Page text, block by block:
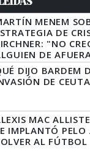
MENEM
DE
"NO
DE
A LA
QUE HACER"
DIJO BARDEM
DE CEUTA
MAC
IMPLANTÓ PELO
AL FÚTBOL